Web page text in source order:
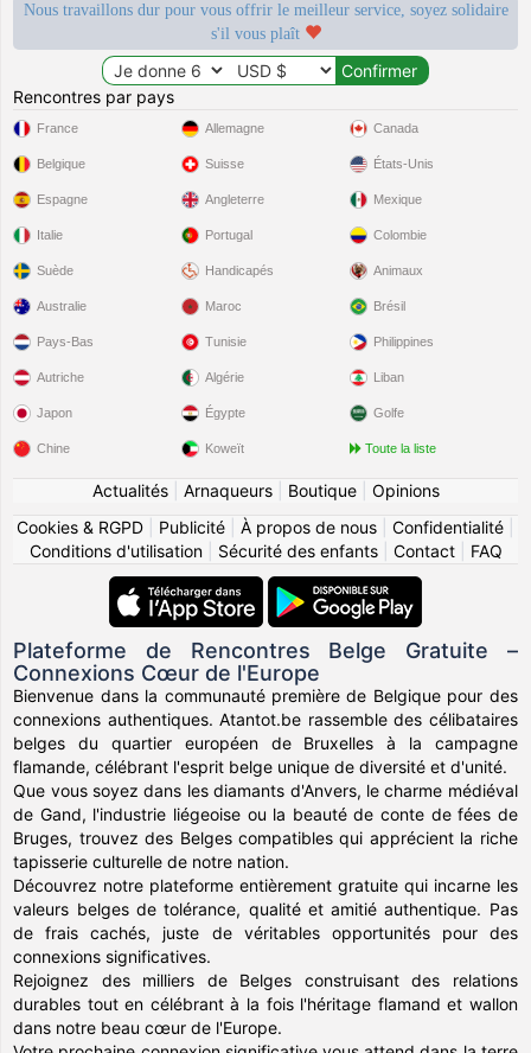
Nous travaillons dur pour vous offrir le meilleur service, soyez solidaire
s'il vous plaît
Rencontres par pays
France
Belgique
Espagne
Italie
Suède
Allemagne
Suisse
Angleterre
Portugal
Handicapés
Canada
États-Unis
Mexique
Colombie
Animaux
Australie
Pays-Bas
Autriche
Japon
Chine
Maroc
Tunisie
Algérie
Égypte
Koweït
Brésil
Philippines
Liban
Golfe
Toute la liste
Actualités| Arnaqueurs| Boutique| Opinions
Cookies & RGPD
Publicité À propos de nous Confidentialité
Conditions d'utilisation| Sécurité des enfants| Contact| FAQ
Plateforme de Rencontres Belge Gratuite –
Connexions Cœur de l'Europe
Bienvenue dans la communauté première de Belgique pour des
connexions authentiques. Atantot.be rassemble des célibataires
belges du quartier européen de Bruxelles à la campagne
flamande, célébrant l'esprit belge unique de diversité et d'unité.
Que vous soyez dans les diamants d'Anvers, le charme médiéval
de Gand, l'industrie liégeoise ou la beauté de conte de fées de
Bruges, trouvez des Belges compatibles qui apprécient la riche
tapisserie culturelle de notre nation.
Découvrez notre plateforme entièrement gratuite qui incarne les
valeurs belges de tolérance, qualité et amitié authentique. Pas
de frais cachés, juste de véritables opportunités pour des
connexions significatives.
Rejoignez des milliers de Belges construisant des relations
durables tout en célébrant à la fois l'héritage flamand et wallon
dans notre beau cœur de l'Europe.